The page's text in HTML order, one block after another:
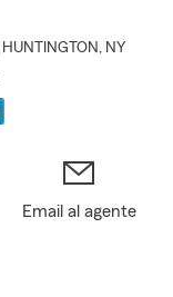
HUNTINGTON , NY
Email al agente